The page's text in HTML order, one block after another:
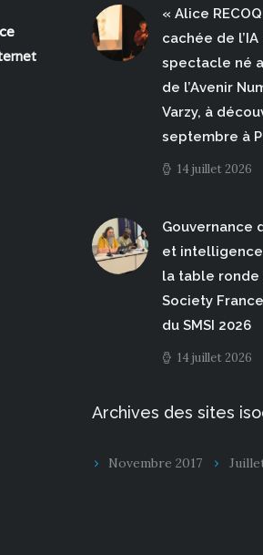
« Alice
cachée de l’IA
spectacle né
de l’Avenir
Varzy, à
septembre à
14 juillet 2026
Gouvernance
et
la table ronde
Society
du SMSI 2026
14 juillet 2026
Archives des sites
Novembre 2017